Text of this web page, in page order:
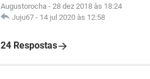
Augustorocha - 28 dez 2018 às 18:24
Juju67 - 14 jul 2020 às 12:58
24 Respostas